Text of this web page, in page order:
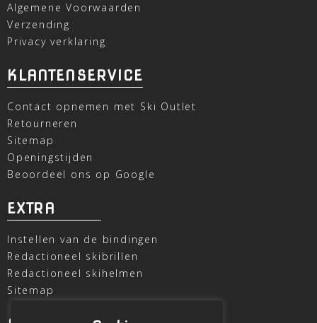
Algemene Voorwaarden
Verzending
Privacy verklaring
KLANTENSERVICE
Contact opnemen met Ski Outlet
Retourneren
Sitemap
Openingstijden
Beoordeel ons op Google
EXTRA
Instellen van de bindingen
Redactioneel skibrillen
Redactioneel skihelmen
Sitemap